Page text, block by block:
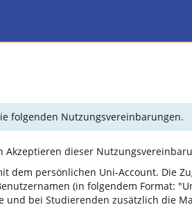
folgenden Nutzungsvereinbarungen.
dieser
dem persönlichen Uni-Account. Die
(in folgendem Format:
und bei Studierenden zusätzlich die